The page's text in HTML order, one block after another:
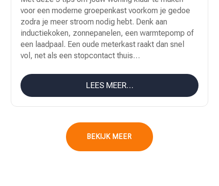
voor een moderne groepenkast voorkom je gedoe
zodra je meer stroom nodig hebt. Denk aan
inductiekoken, zonnepanelen, een warmtepomp of
een laadpaal. Een oude meterkast raakt dan snel
vol, net als een stopcontact thuis…
LEES MEER…
BEKIJK MEER